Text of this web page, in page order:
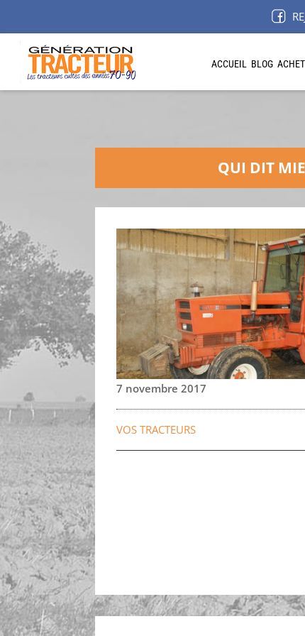
ACCUEIL BLOG
QUI DIT
7 novembre 2017
VOS TRACTEURS